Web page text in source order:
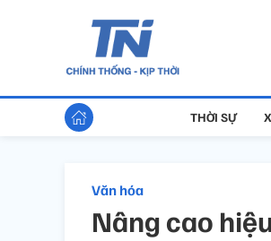
THỜI SỰ
Văn hóa
Nâng cao